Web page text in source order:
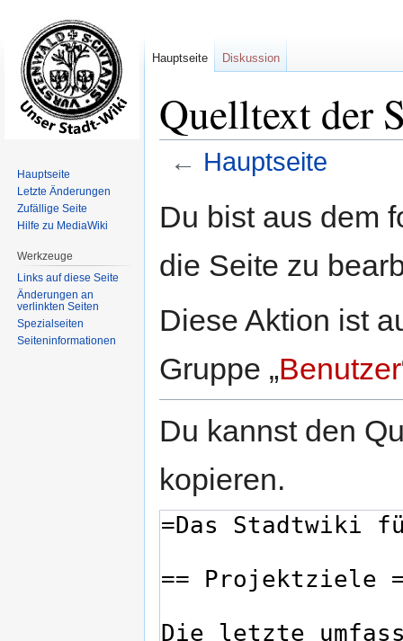
Quelltext der
← Hauptseite
Navigation
Suche
Du bist aus dem
die Seite zu
Diese Aktion ist
Gruppe „Benutzer
Du kannst den
kopieren.
Hauptseite Diskussion
Hauptseite
Letzte Änderungen
Zufällige Seite
Hilfe zu MediaWiki
Werkzeuge
Links auf diese Seite
Änderungen an
verlinkten Seiten
Spezialseiten
Seiten­informationen